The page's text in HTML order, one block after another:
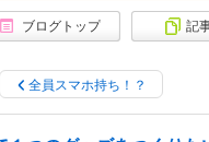
ブログトップ 記
全員スマホ持ち！？